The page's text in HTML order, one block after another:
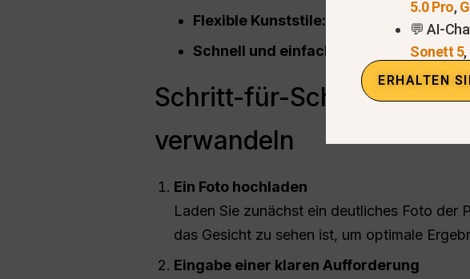
Flexible Kunststile: Unterstützt Anime-,
Schnell und einfach:
Generieren Sie
Schritt-für-Schritt-
verwandeln
Ein Foto hochladen
Laden Sie zunächst ein deutliches Foto der
das Gesicht zu sehen ist, um optimale
Eingabe einer klaren Aufforderung
5.0 Pro,
💬 AI-
Sonett 5,
ERHALTEN